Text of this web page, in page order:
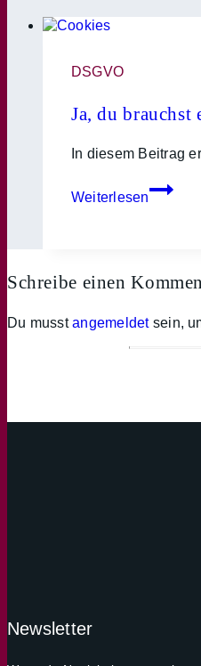
DSGVO
Ja, du brauchst
In diesem Beitrag
Weiterlesen
Ja,
Schreibe einen
Du musstangemeldetsein,
Newsletter